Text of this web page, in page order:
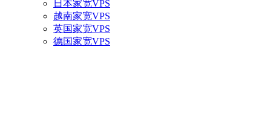
日本家宽VPS
越南家宽VPS
英国家宽VPS
德国家宽VPS